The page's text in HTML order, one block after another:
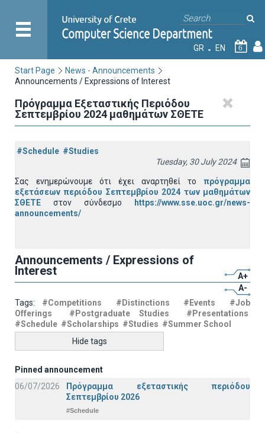
GR EN 6
Start Page
News - Announcements
Announcements / Expressions of Interest
Πρόγραμμα Εξεταστικής Περιόδου
Σεπτεμβρίου 2024 μαθημάτων ΣΘΕΤΕ
#Schedule #Studies
Tuesday, 30 July 2024
Σας ενημερώνουμε ότι έχει αναρτηθεί το πρόγραμμα
εξετάσεων περιόδου Σεπτεμβρίου 2024 των μαθημάτων
ΣΘΕΤΕ στον σύνδεσμο
https://www.sse.uoc.gr/news-
announcements/
Announcements / Expressions of
Interest
A+
A-
Tags: #Competitions #Distinctions #Events
#Job
Offerings
#Postgraduate Studies
#Presentations
#Schedule #Scholarships #Studies #Summer School
Hide tags
Pinned announcement
06/07/2026
Πρόγραμμα εξεταστικής περιόδου
Σεπτεμβρίου 2026
#Schedule